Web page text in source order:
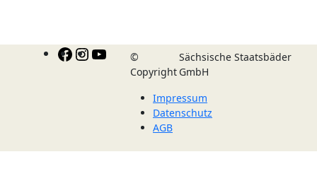
Facebook
Instagram
YouTube
©
Copyright
Sächsische Staatsbäder
GmbH
Impressum
Datenschutz
AGB